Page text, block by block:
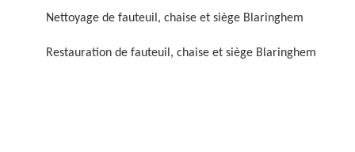
chaise et siège 59
chaise et siège 59
Nettoyage de fauteuil, chaise et siège Blaringhem
Restauration de fauteuil, chaise et siège Blaringhem